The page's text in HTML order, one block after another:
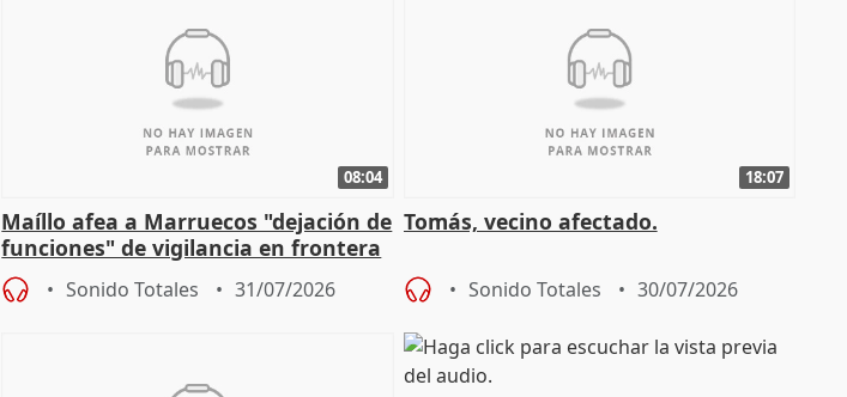
08:04
Maíllo afea a Marruecos "dejación de
funciones" de vigilancia en frontera
con Ceuta
Sonido Totales 31/07/2026
18:07
Tomás, vecino afectado.
Sonido Totales 30/07/2026